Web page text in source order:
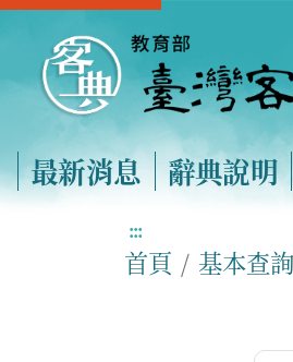
最新消息 辭典說明
:::
首頁 基本查詢